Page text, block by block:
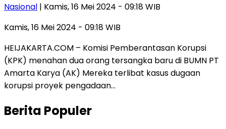
Nasional | Kamis, 16 Mei 2024 - 09:18 WIB
Kamis, 16 Mei 2024 - 09:18 WIB
HEIJAKARTA.COM – Komisi Pemberantasan Korupsi
(KPK) menahan dua orang tersangka baru di BUMN PT
Amarta Karya (AK) Mereka terlibat kasus dugaan
korupsi proyek pengadaan…
Berita Populer